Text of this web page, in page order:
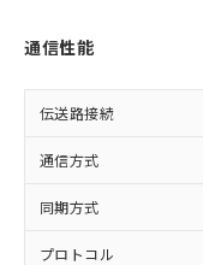
通信性能
伝送路接続
通信方式
同期方式
プロトコル
り、2022年
す。